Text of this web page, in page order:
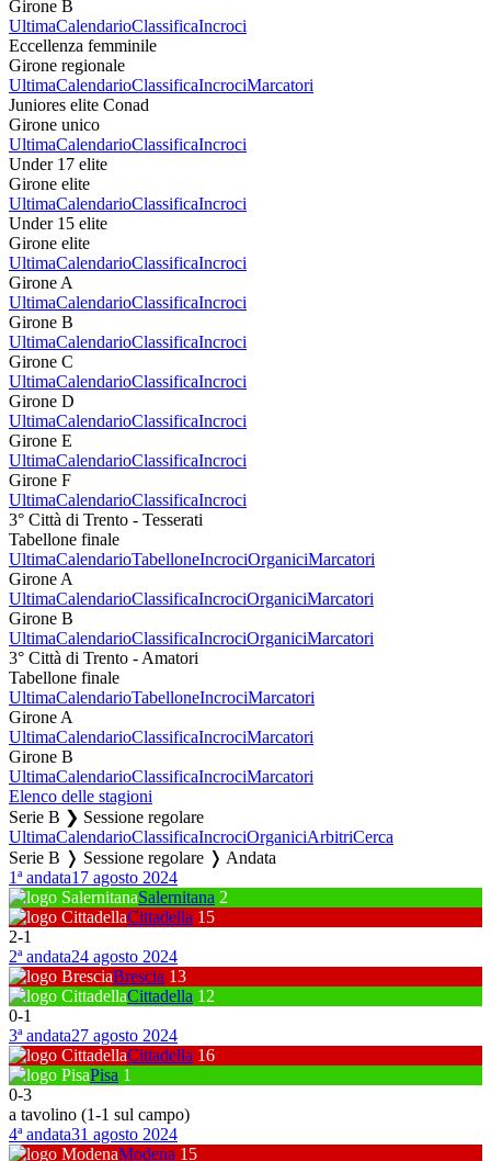
Girone B
UltimaCalendarioClassificaIncroci
Eccellenza femminile
Girone regionale
UltimaCalendarioClassificaIncrociMarcatori
Juniores elite Conad
Girone unico
UltimaCalendarioClassificaIncroci
Under 17 elite
Girone elite
UltimaCalendarioClassificaIncroci
Under 15 elite
Girone elite
UltimaCalendarioClassificaIncroci
Girone A
UltimaCalendarioClassificaIncroci
Girone B
UltimaCalendarioClassificaIncroci
Girone C
UltimaCalendarioClassificaIncroci
Girone D
UltimaCalendarioClassificaIncroci
Girone E
UltimaCalendarioClassificaIncroci
Girone F
UltimaCalendarioClassificaIncroci
3° Città di Trento - Tesserati
Tabellone finale
UltimaCalendarioTabelloneIncrociOrganiciMarcatori
Girone A
UltimaCalendarioClassificaIncrociOrganiciMarcatori
Girone B
UltimaCalendarioClassificaIncrociOrganiciMarcatori
3° Città di Trento - Amatori
Tabellone finale
UltimaCalendarioTabelloneIncrociMarcatori
Girone A
UltimaCalendarioClassificaIncrociMarcatori
Girone B
UltimaCalendarioClassificaIncrociMarcatori
Elenco delle stagioni
Serie B ❯ Sessione regolare
UltimaCalendarioClassificaIncrociOrganiciArbitriCerca
Serie B ❭ Sessione regolare ❭ Andata
1ª andata17 agosto 2024
Salernitana 2
Cittadella 15
2-1
2ª andata24 agosto 2024
Brescia 13
Cittadella 12
0-1
3ª andata27 agosto 2024
Cittadella 16
Pisa 1
0-3
a tavolino (1-1 sul campo)
4ª andata31 agosto 2024
Modena 15